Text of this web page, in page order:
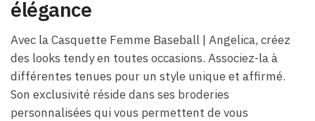
élégance
Avec la Casquette Femme Baseball | Angelica, créez
des looks tendy en toutes occasions. Associez-la à
différentes tenues pour un style unique et affirmé.
Son exclusivité réside dans ses broderies
personnalisées qui vous permettent de vous